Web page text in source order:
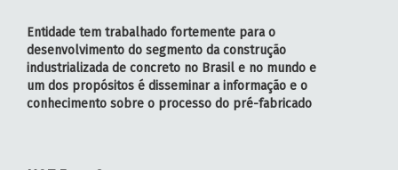
Entidade tem trabalhado fortemente para o
desenvolvimento do segmento da construção
industrializada de concreto no Brasil e no mundo e
um dos propósitos é disseminar a informação e o
conhecimento sobre o processo do pré-fabricado